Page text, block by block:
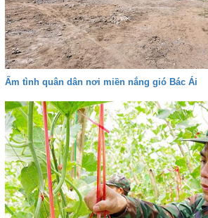
Ấm tình quân dân nơi miền nắng gió Bác Ái